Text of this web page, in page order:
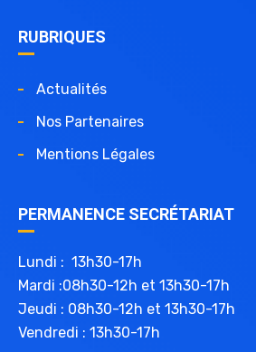
RUBRIQUES
Actualités
Nos Partenaires
Mentions Légales
PERMANENCE SECRÉTARIAT
Lundi : 13h30-17h
Mardi :08h30-12h et 13h30-17h
Jeudi : 08h30-12h et 13h30-17h
Vendredi : 13h30-17h